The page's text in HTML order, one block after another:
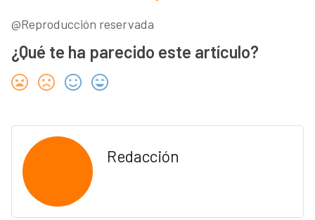
@Reproducción reservada
¿Qué te ha parecido este artículo?
Redacción